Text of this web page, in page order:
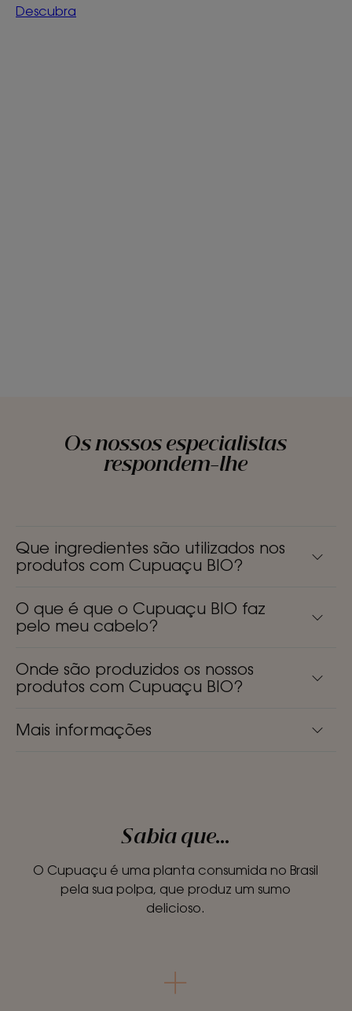
Descubra
Os nossos especialistas
respondem-lhe
Que ingredientes são utilizados nos
produtos com Cupuaçu BIO?
O que é que o Cupuaçu BIO faz
pelo meu cabelo?
Onde são produzidos os nossos
produtos com Cupuaçu BIO?
Mais informações
Sabia que...
O Cupuaçu é uma planta consumida no Brasil
pela sua polpa, que produz um sumo
delicioso.